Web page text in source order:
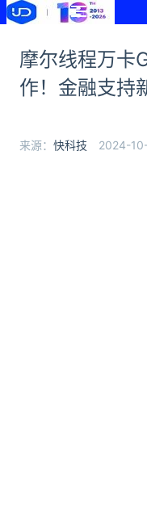
摩尔线程万卡
作！金融支持
来源： 快科技 2024-